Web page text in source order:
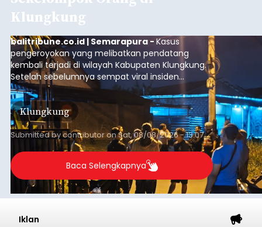
Klungkung
balitribune.co.id | Semarapura -Kasus
pengeroyokan yang melibatkan pendatang
kembali terjadi di wilayah Kabupaten Klungkung.
Setelah sebelumnya sempat viral insiden
keributan di barat Pasar Galiran, peristiwa serupa
kini menimpa seorang pemuda asal Kabupaten
Sumba Barat Daya (SBD), Nusa Tenggara Timur
(NTT).
Klungkung
Submitted bycontributoronSat, 08/08/2026 - 13:07
Baca Selengkapnya
Iklan